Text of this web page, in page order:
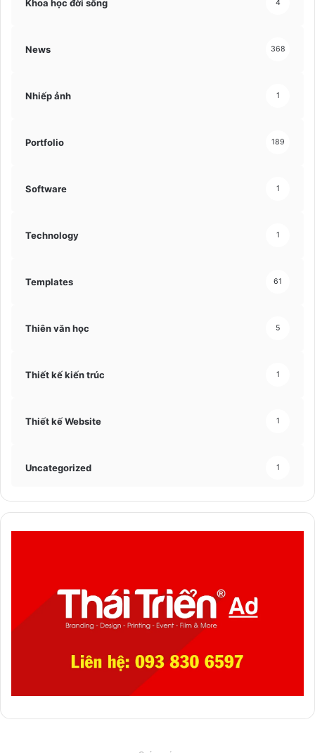
Khoa học đời sống 4
News 368
Nhiếp ảnh 1
Portfolio 189
Software 1
Technology 1
Templates 61
Thiên văn học 5
Thiết kế kiến trúc 1
Thiết kế Website 1
Uncategorized 1